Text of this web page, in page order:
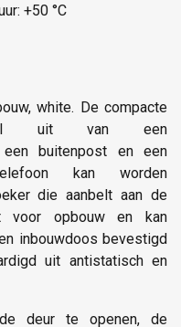
+50 °C
white. De compacte
uit van een
een buitenpost en een
kan worden
die aanbelt aan de
voor opbouw en kan
inbouwdoos bevestigd
uit antistatisch en
deur te openen, de